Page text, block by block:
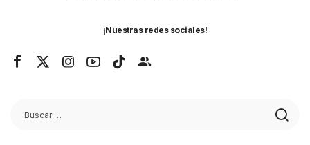
¡Nuestras redes sociales!